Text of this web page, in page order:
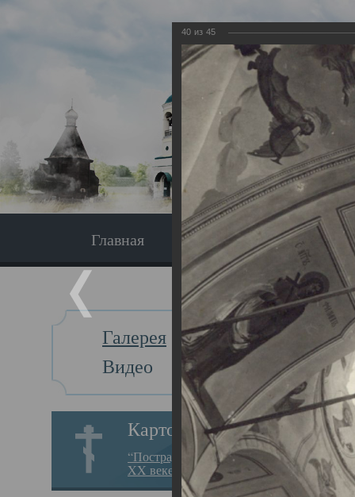
Главная Экскурсия
Галерея
Видео
Картотека
“Пострадавшие за веру в
XX веке на Севере”
Главная
40 из 45